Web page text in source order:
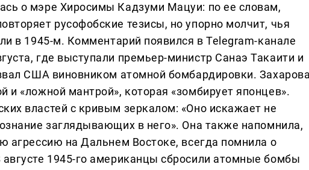
о мэре Хиросимы Кадзуми Мацуи: по ее словам,
русофобские тезисы, но упорно молчит, чья
в 1945-м. Комментарий появился в Telegram-канале
где выступали премьер-министр Санаэ Такаити и
США виновником атомной бомбардировки. Захарова
и «ложной мантрой», которая «зомбирует японцев».
властей с кривым зеркалом: «Оно искажает не
заглядывающих в него». Она также напомнила,
агрессию на Дальнем Востоке, всегда помнила о
1945-го американцы сбросили атомные бомбы